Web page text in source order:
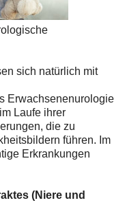
sich natürlich mit
Erwachsenenurologie
Laufe ihrer
die zu
führen. Im
Erkrankungen
(Niere und